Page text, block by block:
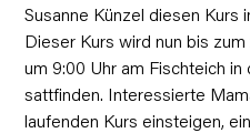
Susanne Künzel diesen
Dieser Kurs wird nun bis
um 9:00 Uhr am Fischteich
sattfinden. Interessierte
laufenden Kurs einsteigen,